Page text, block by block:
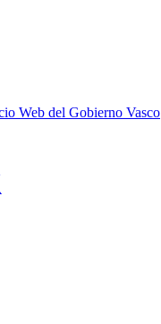
Web del Gobierno Vasco